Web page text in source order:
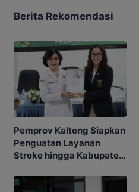
Berita Rekomendasi
Pemprov Kalteng Siapkan
Penguatan Layanan
Stroke hingga Kabupaten